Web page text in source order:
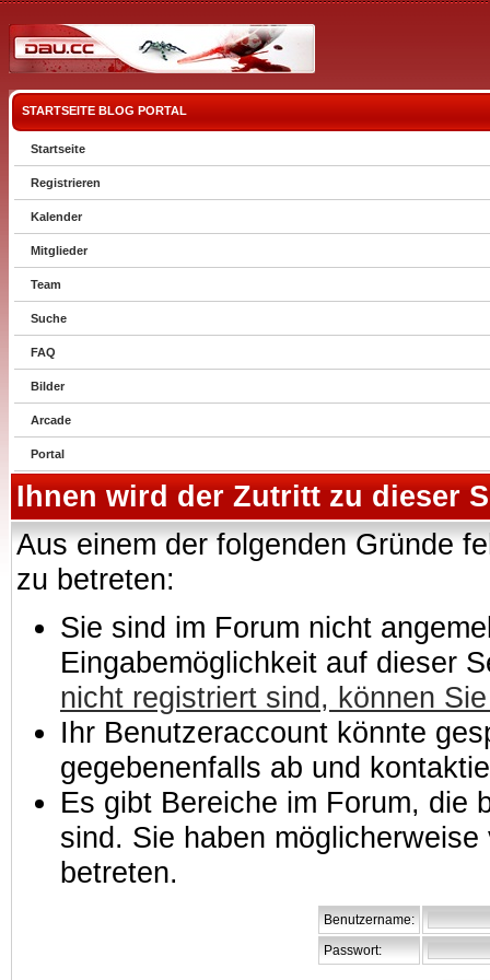
STARTSEITE BLOG PORTAL
Startseite
Registrieren
Kalender
Mitglieder
Team
Suche
FAQ
Bilder
Arcade
Portal
Ihnen wird der Zutritt zu dieser
Aus einem der folgenden Gründe
zu betreten:
Sie sind im Forum nicht
Eingabemöglichkeit auf dieser
nicht registriert sind, können
Ihr Benutzeraccount könnte
gegebenenfalls ab und
Es gibt Bereiche im Forum, die
sind. Sie haben
betreten.
Benutzername:
Passwort: